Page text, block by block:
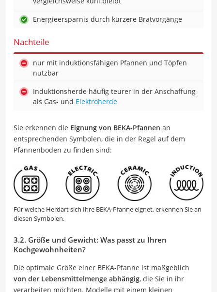
Energieersparnis durch kürzere Bratvorgänge
Nachteile
nur mit induktionsfähigen Pfannen und Töpfen
nutzbar
Induktionsherde häufig teurer in der Anschaffung
als Gas- und Elektroherde
Sie erkennen die Eignung von BEKA-Pfannen an
entsprechenden Symbolen, die in der Regel auf dem
Pfannenboden zu finden sind:
Für welche Herdart sich Ihre BEKA-Pfanne eignet, erkennen Sie an
diesen Symbolen.
3.2. Größe und Gewicht: Was passt zu Ihren
Kochgewohnheiten?
Die optimale Größe einer BEKA-Pfanne ist maßgeblich
von der Lebensmittelmenge abhängig, die Sie in ihr
verarbeiten möchten. Modelle mit einem kleinen